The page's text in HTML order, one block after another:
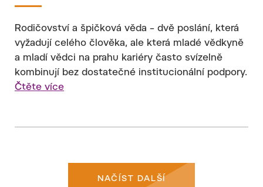
Rodičovství a špičková věda – dvě poslání, která
vyžadují celého člověka, ale která mladé vědkyně
a mladí vědci na prahu kariéry často svízelně
kombinují bez dostatečné institucionální podpory.
Čtěte více
NAČÍST DALŠÍ